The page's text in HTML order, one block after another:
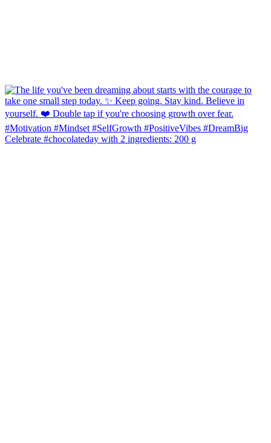
Celebrate #chocolateday with 2 ingredients: 200 g